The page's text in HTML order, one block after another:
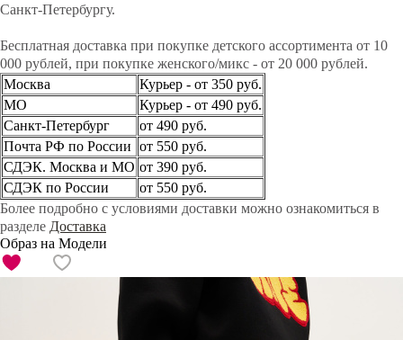
Санкт-Петербургу.
Бесплатная доставка при покупке детского ассортимента от 10
000 рублей, при покупке женского/микс - от 20 000 рублей.
Москва
Курьер - от 350 руб.
МО
Курьер - от 490 руб.
Санкт-Петербург
от 490 руб.
Почта РФ по России от 550 руб.
СДЭК. Москва и МО от 390 руб.
СДЭК по России
от 550 руб.
Более подробно с условиями доставки можно ознакомиться в
разделе Доставка
Образ на Модели